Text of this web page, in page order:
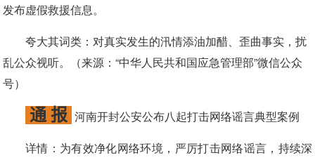
发布虚假救援信息。
夸大其词类： 对真实发生的汛情添油加醋、歪曲事实，扰
乱公众视听。（来源：“中华人民共和国应急管理部”微信公众
号）
通 报 河南开封公安公布八起打击网络谣言典型案例
详情： 为有效净化网络环境，严厉打击网络谣言，持续深